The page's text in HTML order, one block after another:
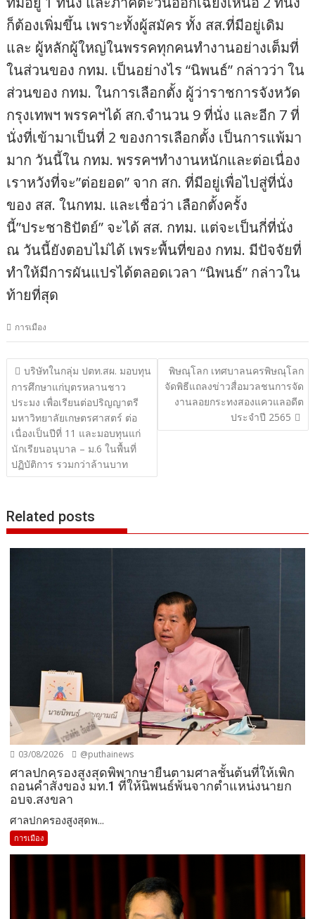
ก็ต้องเพิ่มขึ้น เพราะทั้งผู้สมัคร ทั้ง สส.ที่มีอยู่เดิม
และ ผู้หลักผู้ใหญ่ในพรรคทุกคนทำงานอย่างเต็มที่
ในส่วนของ กทม. เป็นอย่างไร “นิพนธ์” กล่าวว่า ใน
ส่วนของ กทม. ในการเลือกตั้ง ผู้ว่าราชการจังหวัด
กรุงเทพฯ พรรคฯได้ สก.จำนวน 9 ที่นั่ง และอีก 7 ที่
นั่งที่เข้ามาเป็นที่ 2 ของการเลือกตั้ง เป็นการแพ้มา
มาก วันนี้ใน กทม. พรรคฯทำงานหนักและต่อเนื่อง
เราหวังที่จะ”ต่อยอด” จาก สก. ที่มีอยู่เพื่อไปสู่ที่นั่ง
ของ สส. ในกทม. และเชื่อว่า เลือกตั้งครั้ง
นี้”ประชาธิปัตย์” จะได้ สส. กทม. แต่จะเป็นกี่ที่นั่ง
ณ วันนี้ยังตอบไม่ได้ เพระพื้นที่ของ กทม. มีปัจจัยที่
ทำให้มีการผันแปรได้ตลอดเวลา “นิพนธ์” กล่าวใน
ท้ายที่สุด
การเมือง
แนะแนว
เรื่อง
บริษัทในกลุ่ม ปตท.สผ. มอบทุน
การศึกษาแก่บุตรหลานชาว
ประมง เพื่อเรียนต่อปริญญาตรี
มหาวิทยาลัยเกษตรศาสตร์ ต่อ
เนื่องเป็นปีที่ 11 และมอบทุนแก่
นักเรียนอนุบาล – ม.6 ในพื้นที่
ปฏิบัติการ รวมกว่าล้านบาท
พิษณุโลก เทศบาลนครพิษณุโลก
จัดพิธีแถลงข่าวสื่อมวลชนการจัด
งานลอยกระทงสองแควแลอดีต
ประจำปี 2565
Related posts
03/08/2026 @puthainews
ศาลปกครองสูงสุดพิพากษายืนตามศาลชั้นต้นที่ให้เพิก
ถอนคำสั่งของ มท.1 ที่ให้นิพนธ์พ้นจากตำแหน่งนายก
อบจ.สงขลา
ศาลปกครองสูงสุดพ...
การเมือง